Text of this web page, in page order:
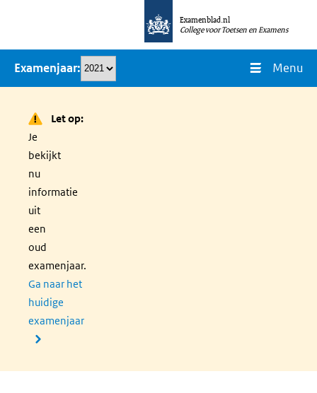
naar
inhoud
Examenblad.nl
College voor Toetsen en Examens
Examenjaar Menu
Let op:
Je
bekijkt
nu
informatie
uit
een
oud
examenjaar.
Ga naar het
huidige
examenjaar